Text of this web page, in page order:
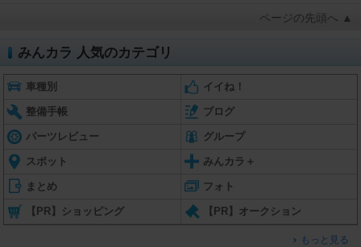
ページの先頭へ ▲
みんカラ 人気のカテゴリ
車種別 イイね！
整備手帳 ブログ
パーツレビュー グループ
スポット みんカラ＋
まとめ フォト
【PR】ショッピング 【PR】オークション
もっと見る